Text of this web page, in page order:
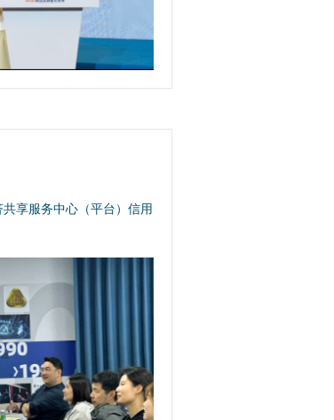
享服务中心（平台）信用